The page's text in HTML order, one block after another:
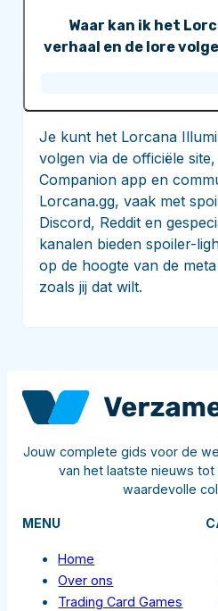
Waar kan ik het
verhaal en de lore
Je kunt het Lorcana
volgen via de officiële
Companion app en
Lorcana.gg, vaak met
Discord, Reddit en
kanalen bieden spoiler-
op de hoogte van de
zoals jij dat wilt.
Jouw complete gids voor de
van het laatste nieuws
waardevolle
MENU
Home
Over ons
Trading Card Games